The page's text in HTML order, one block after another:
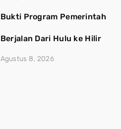
Bukti Program Pemerintah
Berjalan Dari Hulu ke Hilir
Agustus 8, 2026